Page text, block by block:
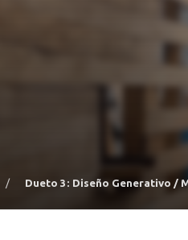
/ Dueto 3: Diseño Generativo /